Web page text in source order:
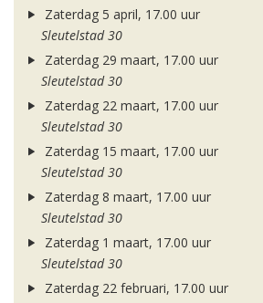
Zaterdag 5 april, 17.00 uur
Sleutelstad 30
Zaterdag 29 maart, 17.00 uur
Sleutelstad 30
Zaterdag 22 maart, 17.00 uur
Sleutelstad 30
Zaterdag 15 maart, 17.00 uur
Sleutelstad 30
Zaterdag 8 maart, 17.00 uur
Sleutelstad 30
Zaterdag 1 maart, 17.00 uur
Sleutelstad 30
Zaterdag 22 februari, 17.00 uur